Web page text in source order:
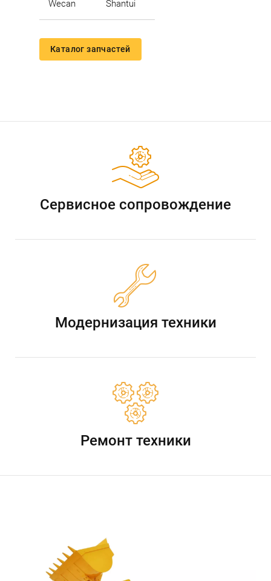
Wecan Shantui
Каталог запчастей
Сервисное сопровождение
Модернизация техники
Ремонт техники